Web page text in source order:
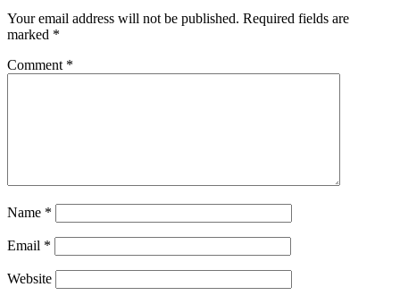
Your email address will not be published. Required fields are
marked *
Comment *
Name *
Email *
Website